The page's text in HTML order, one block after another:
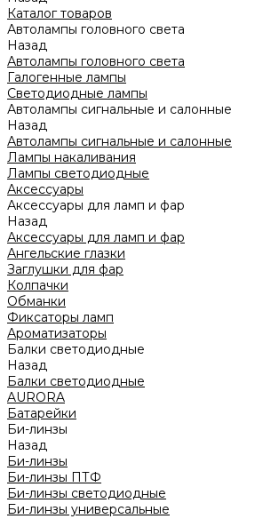
Каталог товаров
Автолампы головного света
Назад
Автолампы головного света
Галогенные лампы
Светодиодные лампы
Автолампы сигнальные и салонные
Назад
Автолампы сигнальные и салонные
Лампы накаливания
Лампы светодиодные
Аксессуары
Аксессуары для ламп и фар
Назад
Аксессуары для ламп и фар
Ангельские глазки
Заглушки для фар
Колпачки
Обманки
Фиксаторы ламп
Ароматизаторы
Балки светодиодные
Назад
Балки светодиодные
AURORA
Батарейки
Би-линзы
Назад
Би-линзы
Би-линзы ПТФ
Би-линзы светодиодные
Би-линзы универсальные